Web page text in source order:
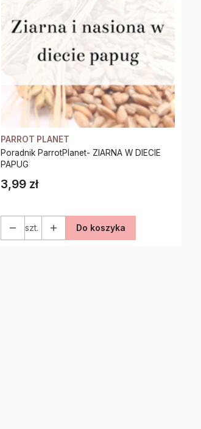
PARROT PLANET
Poradnik ParrotPlanet- ZIARNA W DIECIE
PAPUG
Cena
3,99 zł
szt. Do koszyka